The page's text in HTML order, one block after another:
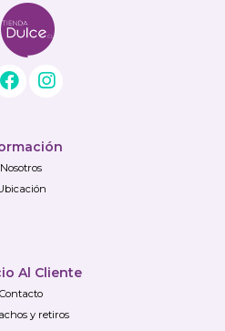
Nosotros
Al Cliente
Contacto
y retiros